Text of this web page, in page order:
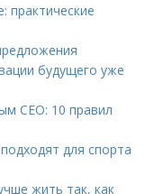
практические
будущего уже
CEO: 10 правил
для спорта
жить так, как